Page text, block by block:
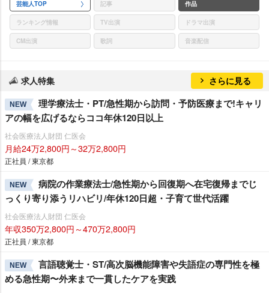
芸能人TOP 記事 作品
ランキング情報 TV出演 ドラマ出演
CM出演 歌詞 音楽配信
求人特集 さらに見る
NEW
理学療法士・PT/急性期から訪問・予防医療まで!キャリ
アの幅を広げるならココ年休120日以上
社会医療法人財団 仁医会
月給24万2,800円～32万2,800円
正社員 / 東京都
NEW
病院の作業療法士/急性期から回復期へ在宅復帰までじ
っくり寄り添うリハビリ/年休120日超・子育て世代活躍
社会医療法人財団 仁医会
年収350万2,800円～470万2,800円
正社員 / 東京都
NEW
言語聴覚士・ST/高次脳機能障害や失語症の専門性を極
める急性期〜外来まで一貫したケアを実践